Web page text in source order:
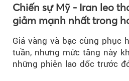
Chiến sự Mỹ - Iran leo
giảm mạnh nhất trong
Giá vàng và bạc cùng phục
tuần, nhưng mức tăng này
những phiên lao dốc trước